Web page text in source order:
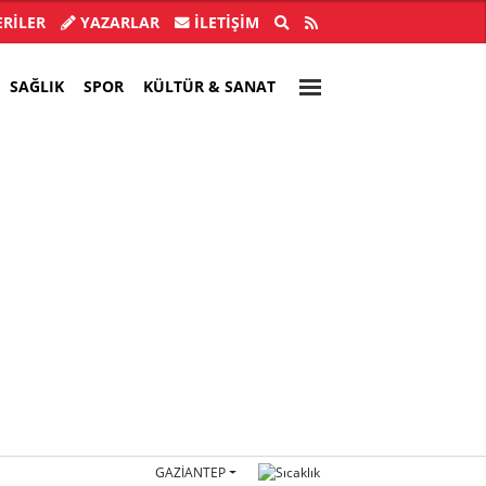
Başkanı İlkay Çiçek tutuklandı!
YAZARLAR İLETIŞIM
SAĞLIK SPOR KÜLTÜR & SANAT
GAZIANTEP